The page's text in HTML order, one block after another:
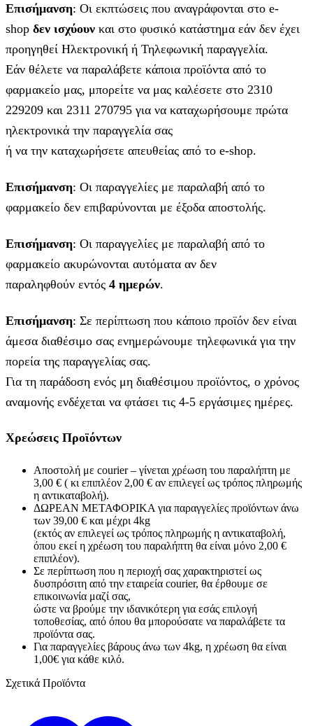
Επισήμανση: Οι εκπτώσεις που αναγράφονται στο e-
shop δεν ισχύουν και στο φυσικό κατάστημα εάν δεν έχει
προηγηθεί Ηλεκτρονική ή Τηλεφωνική παραγγελία.
Εάν θέλετε να παραλάβετε κάποια προϊόντα από το
φαρμακείο μας, μπορείτε να μας καλέσετε στο 2310
229209 και 2311 270795 για να καταχωρήσουμε πρώτα
ηλεκτρονικά την παραγγελία σας
ή να την καταχωρήσετε απευθείας από το e-shop.
Επισήμανση: Οι παραγγελίες με παραλαβή από το
φαρμακείο δεν επιβαρύνονται με έξοδα αποστολής.
Επισήμανση: Οι παραγγελίες με παραλαβή από το
φαρμακείο ακυρώνονται αυτόματα αν δεν
παραληφθούν εντός 4 ημερών.
Επισήμανση: Σε περίπτωση που κάποιο προϊόν δεν είναι
άμεσα διαθέσιμο σας ενημερώνουμε τηλεφωνικά για την
πορεία της παραγγελίας σας.
Για τη παράδοση ενός μη διαθέσιμου προϊόντος, ο χρόνος
αναμονής ενδέχεται να φτάσει τις 4-5 εργάσιμες ημέρες.
Χρεώσεις Προϊόντων
Αποστολή με courier – γίνεται χρέωση του παραλήπτη με
3,00 € ( κι επιπλέον 2,00 € αν επιλεγεί ως τρόπος πληρωμής
η αντικαταβολή).
ΔΩΡΕΑΝ ΜΕΤΑΦΟΡΙΚΑ για παραγγελίες προϊόντων άνω
των 39,00 € και μέχρι 4kg
(εκτός αν επιλεγεί ως τρόπος πληρωμής η αντικαταβολή,
όπου εκεί η χρέωση του παραλήπτη θα είναι μόνο 2,00 €
επιπλέον).
Σε περίπτωση που η περιοχή σας χαρακτηριστεί ως
δυσπρόσιτη από την εταιρεία courier, θα έρθουμε σε
επικοινωνία μαζί σας,
ώστε να βρούμε την ιδανικότερη για εσάς επιλογή
τοποθεσίας, από όπου θα μπορούσατε να παραλάβετε τα
προϊόντα σας.
Για παραγγελίες βάρους άνω των 4kg, η χρέωση θα είναι
1,00€ για κάθε κιλό.
Σχετικά Προϊόντα